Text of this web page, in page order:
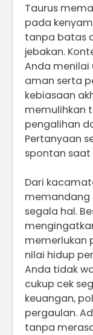
Taurus
pada
tanpa batas
jebakan.
Anda
aman serta
kebiasaan
memulihkan
pengalihan
Pertanyaan
spontan
Dari
memandang
segala hal.
memerlukan
nilai hidup
Anda tidak
cukup cek
keuangan,
pergaulan.
tanpa